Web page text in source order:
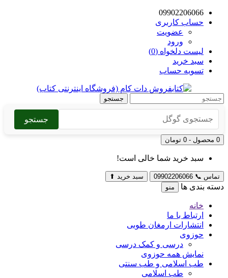
09902206066
حساب کاربری
عضویت
ورود
لیست دلخواه (0)
سبد خرید
تسویه حساب
جستجو
جستجو
0 محصول - 0 تومان
سبد خرید شما خالی است!
تماس 📞
09902206066 سبد خرید ⬆
دسته بندی ها منو
خانه
ارتباط با ما
انتشارات ارمغان طوبی
حوزوی
درسی و کمک درسی
نمایش همه حوزوی
طب اسلامی و طب سنتی
طب اسلامی